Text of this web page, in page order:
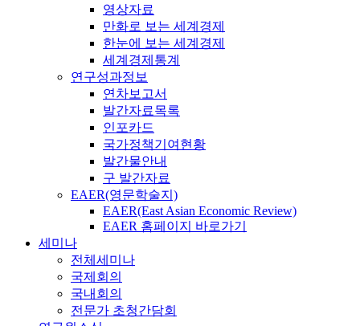
영상자료
만화로 보는 세계경제
한눈에 보는 세계경제
세계경제통계
연구성과정보
연차보고서
발간자료목록
인포카드
국가정책기여현황
발간물안내
구 발간자료
EAER(영문학술지)
EAER(East Asian Economic Review)
EAER 홈페이지 바로가기
세미나
전체세미나
국제회의
국내회의
전문가 초청간담회